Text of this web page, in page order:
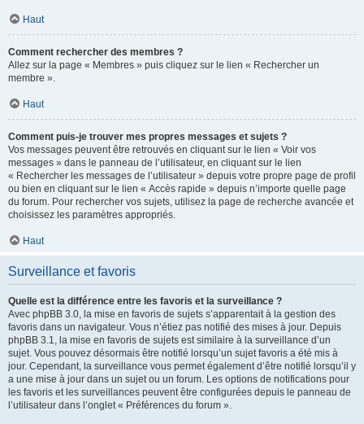
Haut
Comment rechercher des membres ?
Allez sur la page « Membres » puis cliquez sur le lien « Rechercher un
membre ».
Haut
Comment puis-je trouver mes propres messages et sujets ?
Vos messages peuvent être retrouvés en cliquant sur le lien « Voir vos
messages » dans le panneau de l’utilisateur, en cliquant sur le lien
« Rechercher les messages de l’utilisateur » depuis votre propre page de profil
ou bien en cliquant sur le lien « Accès rapide » depuis n’importe quelle page
du forum. Pour rechercher vos sujets, utilisez la page de recherche avancée et
choisissez les paramètres appropriés.
Haut
Surveillance et favoris
Quelle est la différence entre les favoris et la surveillance ?
Avec phpBB 3.0, la mise en favoris de sujets s’apparentait à la gestion des
favoris dans un navigateur. Vous n’étiez pas notifié des mises à jour. Depuis
phpBB 3.1, la mise en favoris de sujets est similaire à la surveillance d’un
sujet. Vous pouvez désormais être notifié lorsqu’un sujet favoris a été mis à
jour. Cependant, la surveillance vous permet également d’être notifié lorsqu’il y
a une mise à jour dans un sujet ou un forum. Les options de notifications pour
les favoris et les surveillances peuvent être configurées depuis le panneau de
l’utilisateur dans l’onglet « Préférences du forum ».